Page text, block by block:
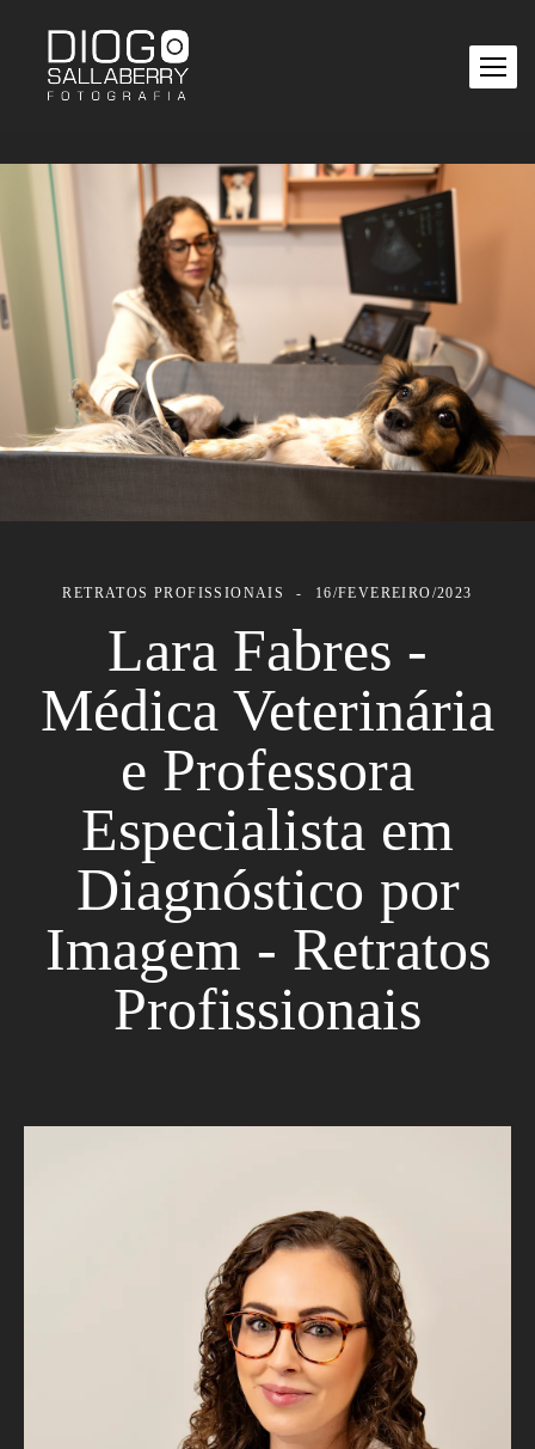
RETRATOS PROFISSIONAIS 16/FEVEREIRO/2023
Lara Fabres -
Médica Veterinária
e Professora
Especialista em
Diagnóstico por
Imagem - Retratos
Profissionais